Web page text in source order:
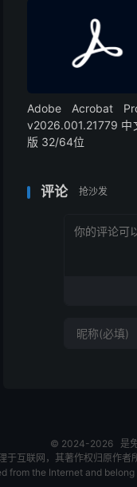
Adobe Acrobat
v2026.001.21779 中
版 32/64位
评论 抢沙发
© 2024-2026 是
于互联网，其著作权归原作
from the Internet and